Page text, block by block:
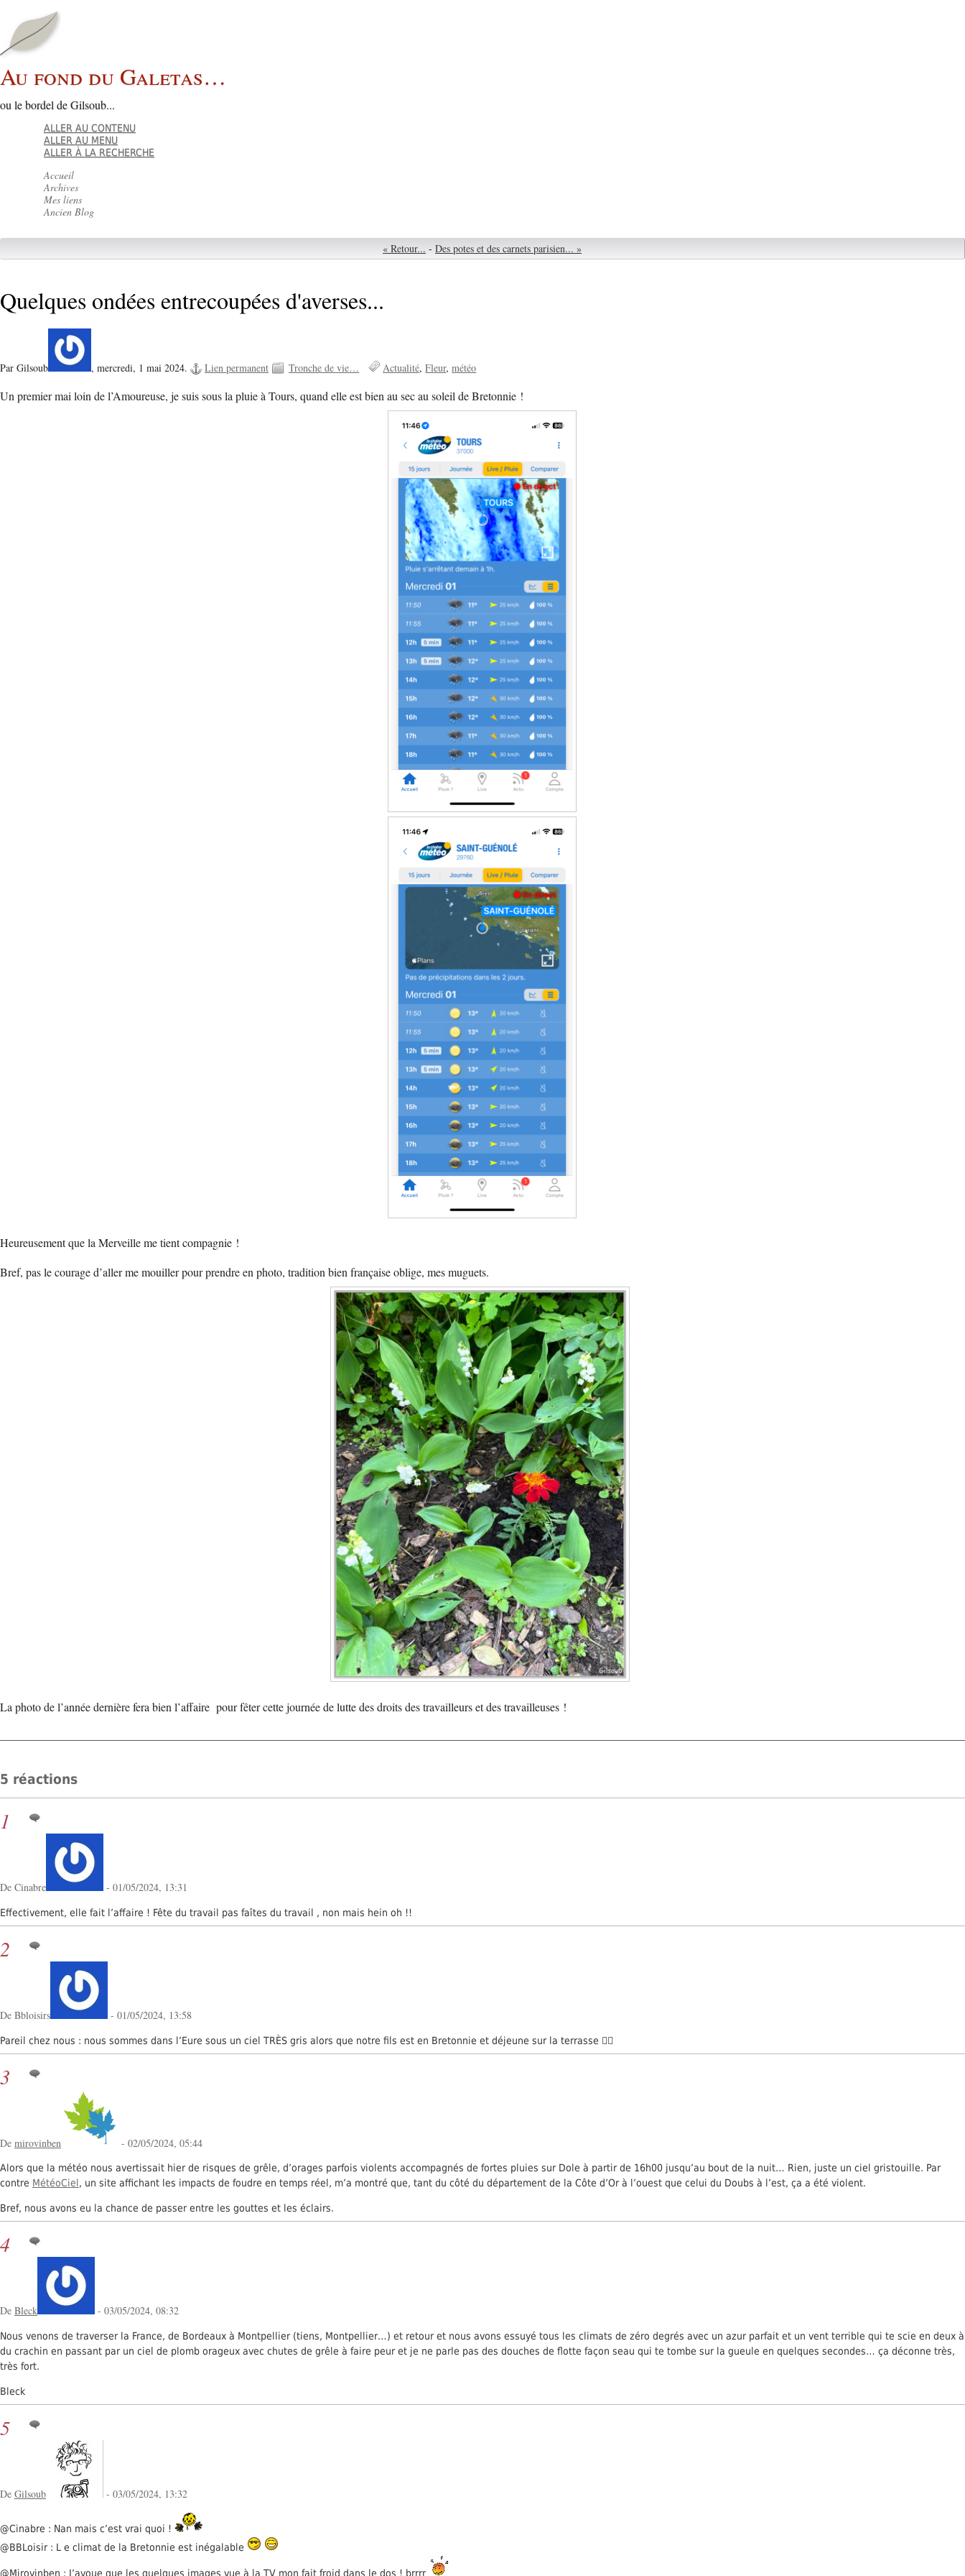
Au fond du Galetas…
ou le bordel de Gilsoub...
ALLER AU CONTENU
ALLER AU MENU
ALLER À LA RECHERCHE
Accueil
Archives
Mes liens
Ancien Blog
« Retour... - Des potes et des carnets parisien... »
Quelques ondées entrecoupées d'averses...
Par Gilsoub , mercredi, 1 mai 2024. Lien permanent Tronche de vie… Actualité Fleur météo
Un premier mai loin de l’Amoureuse, je suis sous la pluie à Tours, quand elle est bien au sec au soleil de Bretonnie !
Heureusement que la Merveille me tient compagnie !
Bref, pas le courage d’aller me mouiller pour prendre en photo, tradition bien française oblige, mes muguets.
La photo de l’année dernière fera bien l’affaire pour fêter cette journée de lutte des droits des travailleurs et des travailleuses !
5 réactions
1
De Cinabre - 01/05/2024, 13:31
Effectivement, elle fait l’affaire ! Fête du travail pas faîtes du travail , non mais hein oh !!
2
De Bbloisirs - 01/05/2024, 13:58
Pareil chez nous : nous sommes dans l’Eure sous un ciel TRÈS gris alors que notre fils est en Bretonnie et déjeune sur la terrasse 🤷‍♀️
3
De mirovinben - 02/05/2024, 05:44
Alors que la météo nous avertissait hier de risques de grêle, d’orages parfois violents accompagnés de fortes pluies sur Dole à partir de 16h00 jusqu’au bout de la nuit… Rien, juste un ciel gristouille. Par
contre MétéoCiel, un site affichant les impacts de foudre en temps réel, m’a montré que, tant du côté du département de la Côte d’Or à l’ouest que celui du Doubs à l’est, ça a été violent.
Bref, nous avons eu la chance de passer entre les gouttes et les éclairs.
4
De Bleck - 03/05/2024, 08:32
Nous venons de traverser la France, de Bordeaux à Montpellier (tiens, Montpellier…) et retour et nous avons essuyé tous les climats de zéro degrés avec un azur parfait et un vent terrible qui te scie en deux à
du crachin en passant par un ciel de plomb orageux avec chutes de grêle à faire peur et je ne parle pas des douches de flotte façon seau qui te tombe sur la gueule en quelques secondes… ça déconne très,
très fort.
Bleck
5
De Gilsoub - 03/05/2024, 13:32
@Cinabre : Nan mais c’est vrai quoi !
@BBLoisir : L e climat de la Bretonnie est inégalable
@Mirovinben : J’avoue que les quelques images vue à la TV mon fait froid dans le dos ! brrrr